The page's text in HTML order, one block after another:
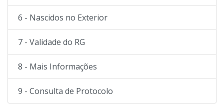
6 - Nascidos no Exterior
7 - Validade do RG
8 - Mais Informações
9 - Consulta de Protocolo